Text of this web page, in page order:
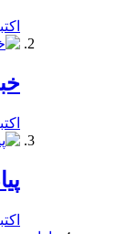
اکتبر 22,
اکتبر 19,
اکتبر 19,